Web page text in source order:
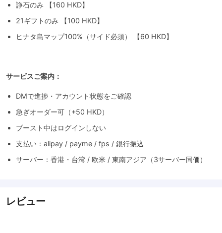
諍石のみ 【160 HKD】
21ギフトのみ 【100 HKD】
ヒナタ島マップ100%（サイド必須） 【60 HKD】
サービスご案内：
DMで進捗・アカウント状態をご確認
急ぎオーダー可（+50 HKD）
ブースト中はログインしない
支払い：alipay / payme / fps / 銀行振込
サーバー：香港・台湾 / 欧米 / 東南アジア（3サーバー同価）
レビュー